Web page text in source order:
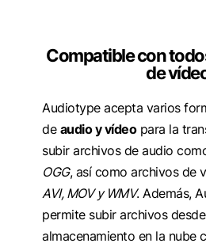
Compatible con
de
Audiotype acepta varios
de audio y vídeopara la
subir archivos de audio
OGG, así como archivos de
AVI, MOV y WMV. Además,
permite subir archivos
almacenamiento en la nube